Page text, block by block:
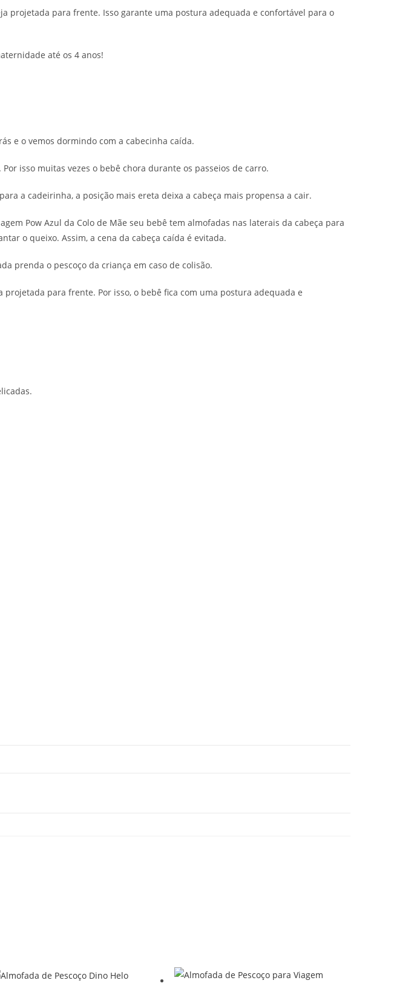
projetada para frente. Isso garante uma postura adequada e confortável para o
até os 4 anos!
e o vemos dormindo com a cabecinha caída.
isso muitas vezes o bebê chora durante os passeios de carro.
a cadeirinha, a posição mais ereta deixa a cabeça mais propensa a cair.
Pow Azul da Colo de Mãe seu bebê tem almofadas nas laterais da cabeça para
o queixo. Assim, a cena da cabeça caída é evitada.
prenda o pescoço da criança em caso de colisão.
para frente. Por isso, o bebê fica com uma postura adequada e